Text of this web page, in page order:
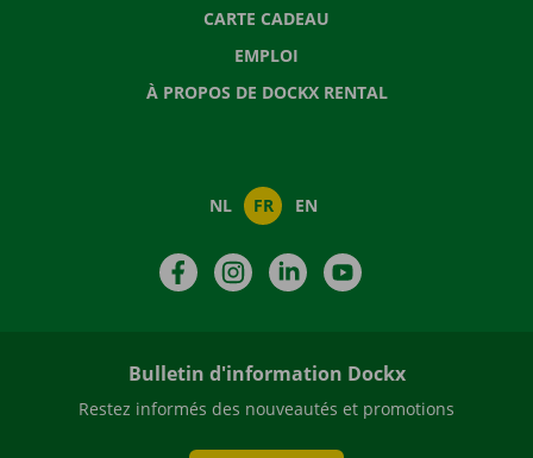
CARTE CADEAU
EMPLOI
À PROPOS DE DOCKX RENTAL
NL FR EN
FacebookInstagramLinkedIn
Bulletin d'information Dockx
Restez informés des nouveautés et promotions